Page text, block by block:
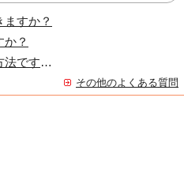
すか？
？
代金の支払いはどのような方法ですか？
その他のよくある質問